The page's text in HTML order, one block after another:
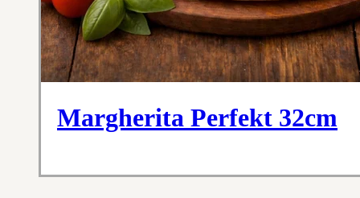
Margherita Perfekt 32cm